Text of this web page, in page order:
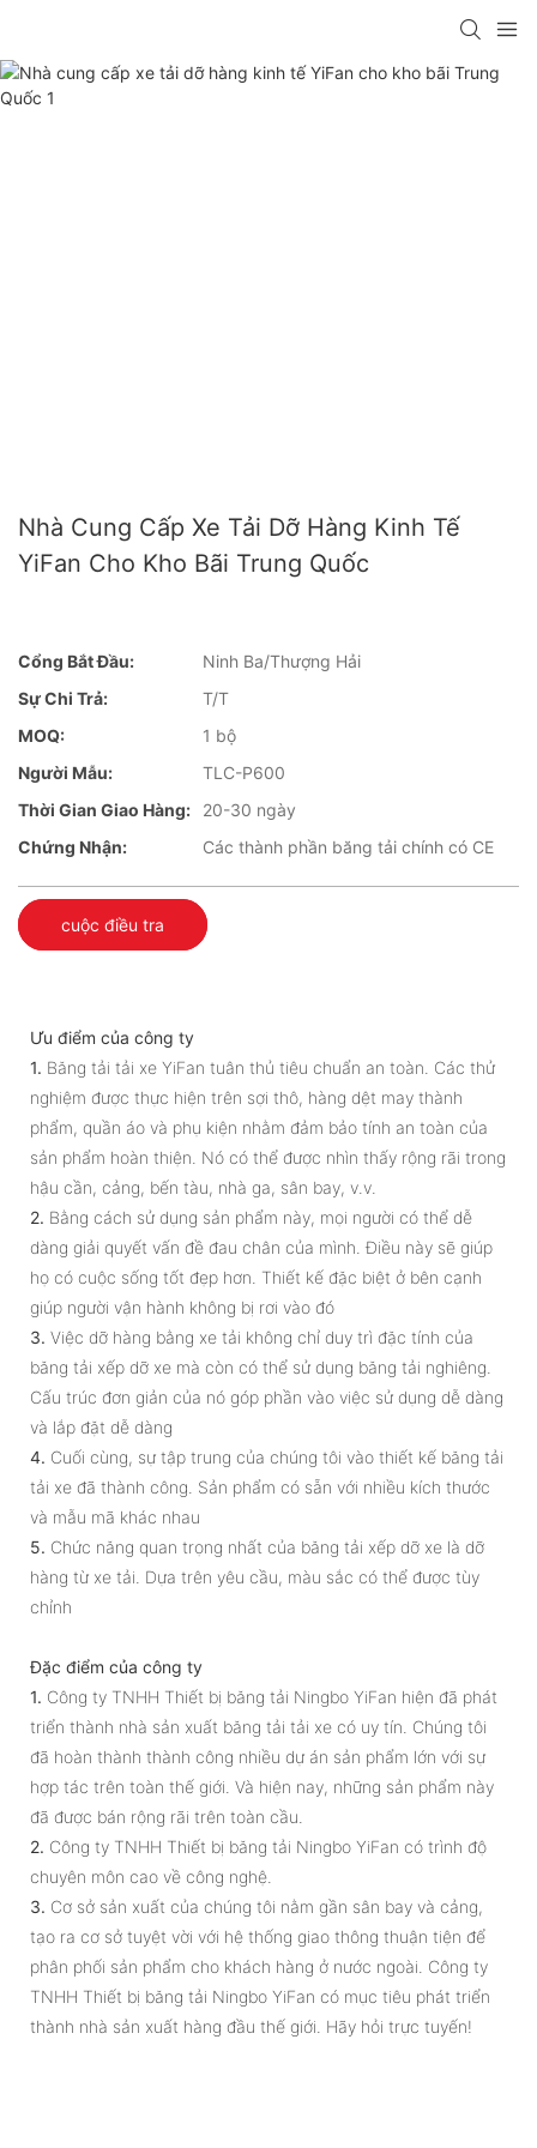
Nhà Cung Cấp Xe Tải Dỡ Hàng Kinh Tế
YiFan Cho Kho Bãi Trung Quốc
Cổng Bắt Đầu:
Ninh Ba/Thượng Hải
Sự Chi Trả:
T/T
MOQ:
1 bộ
Người Mẫu:
TLC-P600
Thời Gian Giao Hàng:
20-30 ngày
Chứng Nhận:
Các thành phần băng tải chính có CE
cuộc điều tra
Ưu điểm của công ty
1. Băng tải tải xe YiFan tuân thủ tiêu chuẩn an toàn. Các thử
nghiệm được thực hiện trên sợi thô, hàng dệt may thành
phẩm, quần áo và phụ kiện nhằm đảm bảo tính an toàn của
sản phẩm hoàn thiện. Nó có thể được nhìn thấy rộng rãi trong
hậu cần, cảng, bến tàu, nhà ga, sân bay, v.v.
2. Bằng cách sử dụng sản phẩm này, mọi người có thể dễ
dàng giải quyết vấn đề đau chân của mình. Điều này sẽ giúp
họ có cuộc sống tốt đẹp hơn. Thiết kế đặc biệt ở bên cạnh
giúp người vận hành không bị rơi vào đó
3. Việc dỡ hàng bằng xe tải không chỉ duy trì đặc tính của
băng tải xếp dỡ xe mà còn có thể sử dụng băng tải nghiêng.
Cấu trúc đơn giản của nó góp phần vào việc sử dụng dễ dàng
và lắp đặt dễ dàng
4. Cuối cùng, sự tập trung của chúng tôi vào thiết kế băng tải
tải xe đã thành công. Sản phẩm có sẵn với nhiều kích thước
và mẫu mã khác nhau
5. Chức năng quan trọng nhất của băng tải xếp dỡ xe là dỡ
hàng từ xe tải. Dựa trên yêu cầu, màu sắc có thể được tùy
chỉnh
Đặc điểm của công ty
1. Công ty TNHH Thiết bị băng tải Ningbo YiFan hiện đã phát
triển thành nhà sản xuất băng tải tải xe có uy tín. Chúng tôi
đã hoàn thành thành công nhiều dự án sản phẩm lớn với sự
hợp tác trên toàn thế giới. Và hiện nay, những sản phẩm này
đã được bán rộng rãi trên toàn cầu.
2. Công ty TNHH Thiết bị băng tải Ningbo YiFan có trình độ
chuyên môn cao về công nghệ.
3. Cơ sở sản xuất của chúng tôi nằm gần sân bay và cảng,
tạo ra cơ sở tuyệt vời với hệ thống giao thông thuận tiện để
phân phối sản phẩm cho khách hàng ở nước ngoài. Công ty
TNHH Thiết bị băng tải Ningbo YiFan có mục tiêu phát triển
thành nhà sản xuất hàng đầu thế giới. Hãy hỏi trực tuyến!